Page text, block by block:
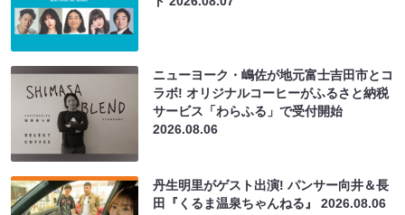
ニューヨーク・嶋佐が地元富士吉田市とコ
ラボ! オリジナルコーヒーがふるさと納税
サービス「わらふる」で受付開始
2026.08.06
丹生明里がゲスト出演! パンサー向井＆長
田『くるま温泉ちゃんねる』2026.08.06